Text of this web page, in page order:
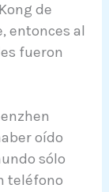
de
entonces al
fueron
oído
sólo
teléfono